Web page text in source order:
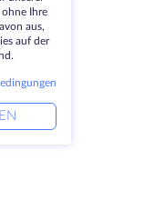
Ihre
aus,
auf der